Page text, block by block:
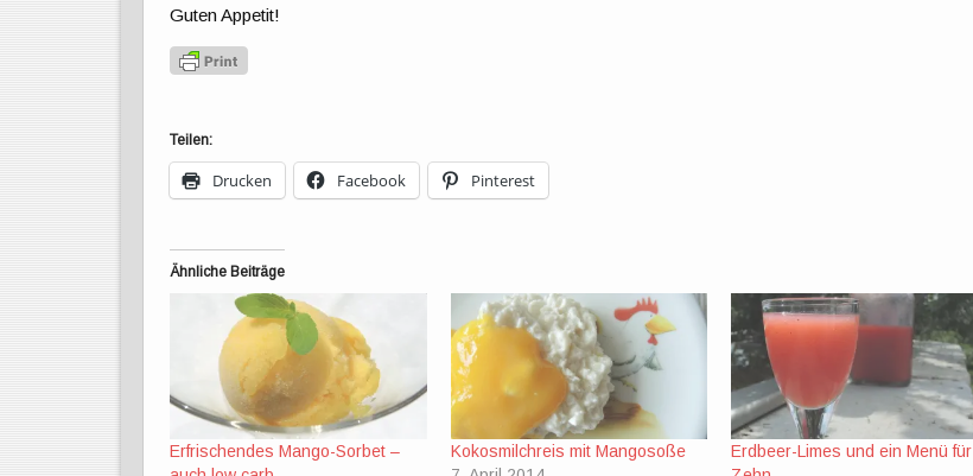
Guten Appetit!
Teilen:
Drucken Facebook Pinterest
Ähnliche Beiträge
Erfrischendes Mango-Sorbet –
Kokosmilchreis mit Mangosoße
Erdbeer-Limes und ein Menü für